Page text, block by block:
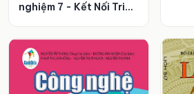
nghiệm 7 - Kết Nối Tri